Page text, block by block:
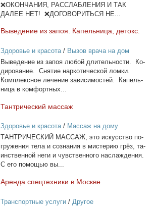
❌ОКОНЧАНИЯ, РАССЛАБЛЕНИЯ И ТАК
ДАЛЕЕ НЕТ! ❌ДОГОВОРИТЬСЯ НЕ...
Вы­ве­де­ние из за­поя. Ка­пель­ни­ца, де­токс.
Здоровье и красота/ Вызов врача на дом
Вы­ве­де­ние из за­поя лю­бой дли­тель­но­сти. Ко­
ди­ро­ва­ние. Сня­тие нар­ко­ти­че­ской лом­ки.
Ком­плекс­ное ле­че­ние за­ви­си­мо­стей. Ка­пель­
ни­ца в ком­форт­ных...
Тан­три­че­ский мас­саж
Здоровье и красота/ Массаж на дому
ТАНТРИЧЕСКИЙ МАССАЖ, это ис­кус­ство по­
гру­же­ния те­ла и со­зна­ния в ми­сте­рию грёз, та­
ин­ствен­ной неги и чув­ствен­но­го на­сла­жде­ния.
С его по­мо­щью вы...
Арен­да спец­тех­ни­ки в Москве
Транспортные услуги/ Другое